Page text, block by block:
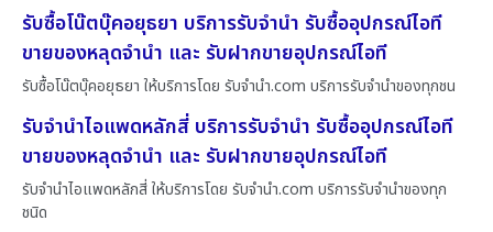
รับซื้อโน๊ตบุ๊คอยุธยา บริการรับจำนำ รับซื้ออุปกรณ์ไอที
ขายของหลุดจำนำ และ รับฝากขายอุปกรณ์ไอที
รับซื้อโน๊ตบุ๊คอยุธยา ให้บริการโดย รับจํานํา.com บริการรับจำนำของทุกชน
รับจำนำไอแพดหลักสี่ บริการรับจำนำ รับซื้ออุปกรณ์ไอที
ขายของหลุดจำนำ และ รับฝากขายอุปกรณ์ไอที
รับจำนำไอแพดหลักสี่ ให้บริการโดย รับจํานํา.com บริการรับจำนำของทุก
ชนิด